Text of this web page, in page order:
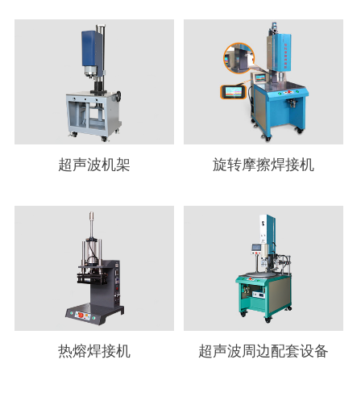
超声波机架 旋转摩擦焊接机
热熔焊接机 超声波周边配套设备